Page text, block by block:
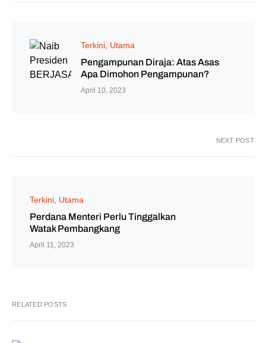
Terkini Utama
Pengampunan Diraja: Atas Asas
Apa Dimohon Pengampunan?
April 10, 2023
NEXT POST
Terkini Utama
Perdana Menteri Perlu Tinggalkan
Watak Pembangkang
April 11, 2023
RELATED POSTS